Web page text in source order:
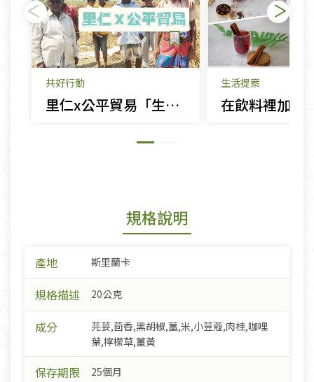
共好行動
里仁x公平貿易「生命就是應該如此美好！」
生活提案
規格說明
產地 斯里蘭卡
規格描述 20公克
成分
芫荽,茴香,黑胡椒,薑,米,小荳蔻,肉桂,咖哩
葉,檸檬草,薑黃
保存期限 25個月